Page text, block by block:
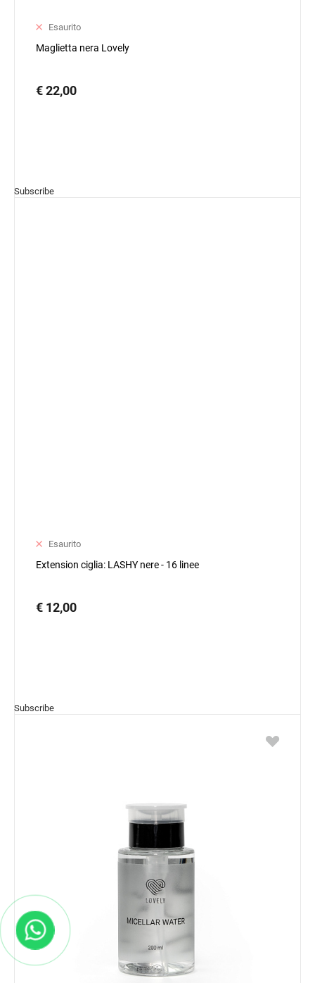
Esaurito
Maglietta nera Lovely
€ 22,00
Subscribe
Esaurito
Extension ciglia: LASHY nere - 16 linee
€ 12,00
Subscribe